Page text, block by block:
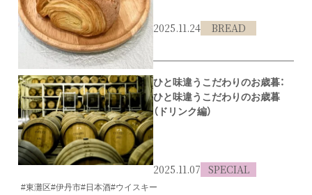
2025.11.24 BREAD
#伊丹市#メロンパン
ひと味違うこだわりのお歳暮：
ひと味違うこだわりのお歳暮
（ドリンク編）
2025.11.07 SPECIAL
#東灘区#伊丹市#日本酒#ウイスキー